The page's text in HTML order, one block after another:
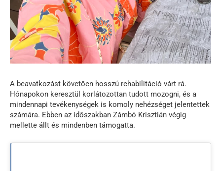
A beavatkozást követően hosszú rehabilitáció várt rá.
Hónapokon keresztül korlátozottan tudott mozogni, és a
mindennapi tevékenységek is komoly nehézséget jelentettek
számára. Ebben az időszakban Zámbó Krisztián végig
mellette állt és mindenben támogatta.